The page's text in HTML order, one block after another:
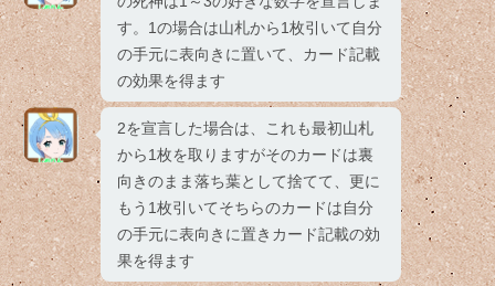
す。1の場合は山札から1枚引いて自分
の手元に表向きに置いて、カード記載
の効果を得ます
2を宣言した場合は、これも最初山札
から1枚を取りますがそのカードは裏
向きのまま落ち葉として捨てて、更に
もう1枚引いてそちらのカードは自分
の手元に表向きに置きカード記載の効
果を得ます